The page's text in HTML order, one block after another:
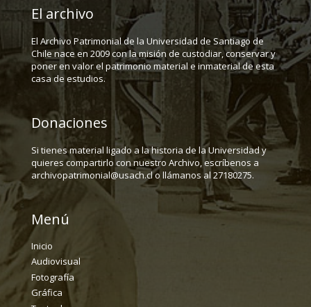
El archivo
El Archivo Patrimonial de la Universidad de Santiago de
Chile nace en 2009 con la misión de custodiar, conservar y
poner en valor el patrimonio material e inmaterial de esta
casa de estudios.
Donaciones
Si tienes material ligado a la historia de la Universidad y
quieres compartirlo con nuestro Archivo, escríbenos a
archivopatrimonial@usach.cl o llámanos al 27180275.
Menú
Inicio
Audiovisual
Fotografía
Gráfica